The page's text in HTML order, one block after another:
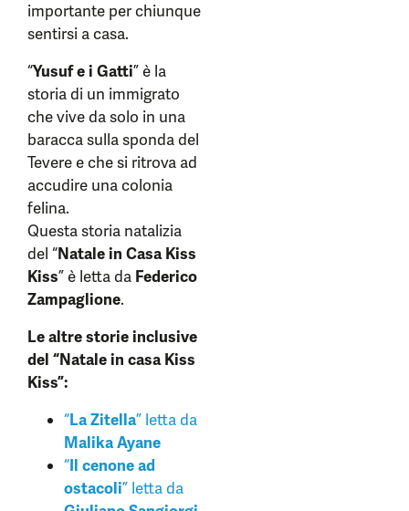
importante per chiunque
sentirsi a casa.
“Yusuf e i Gatti” è la
storia di un immigrato
che vive da solo in una
baracca sulla sponda del
Tevere e che si ritrova ad
accudire una colonia
felina.
Questa storia natalizia
del “Natale in Casa Kiss
Kiss” è letta da Federico
Zampaglione.
Le altre storie inclusive
del “Natale in casa Kiss
Kiss”:
“La Zitella” letta da
Malika Ayane
“Il cenone ad
ostacoli” letta da